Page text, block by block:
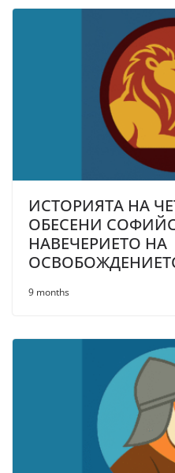
ИСТОРИЯТА НА
ОБЕСЕНИ
НАВЕЧЕРИЕТО НА
9 months